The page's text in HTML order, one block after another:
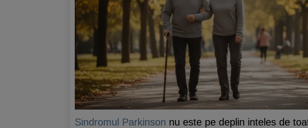
Sindromul Parkinson nu este pe deplin inteles de